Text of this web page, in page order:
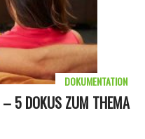
– 5 DOKUS ZUM THEMA
DOKUMENTATION